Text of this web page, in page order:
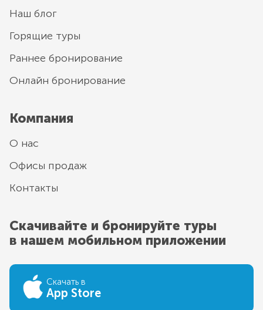
Наш блог
Горящие туры
Раннее бронирование
Онлайн бронирование
Компания
О нас
Офисы продаж
Контакты
Скачивайте и бронируйте туры
в нашем мобильном приложении
Скачать в
App Store